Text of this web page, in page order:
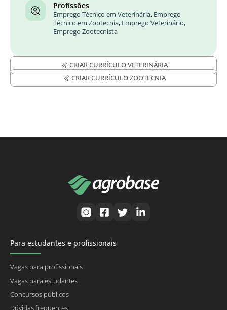
Profissões
Emprego Técnico em Veterinária, Emprego
Técnico em Zootecnia, Emprego Veterinário,
Emprego Zootecnista
CRIAR CURRÍCULO VETERINÁRIA
CRIAR CURRÍCULO ZOOTECNIA
Para estudantes e profissionais
Vagas para profissionais
Vagas para estudantes
Concursos públicos
Dúvidas frequentes